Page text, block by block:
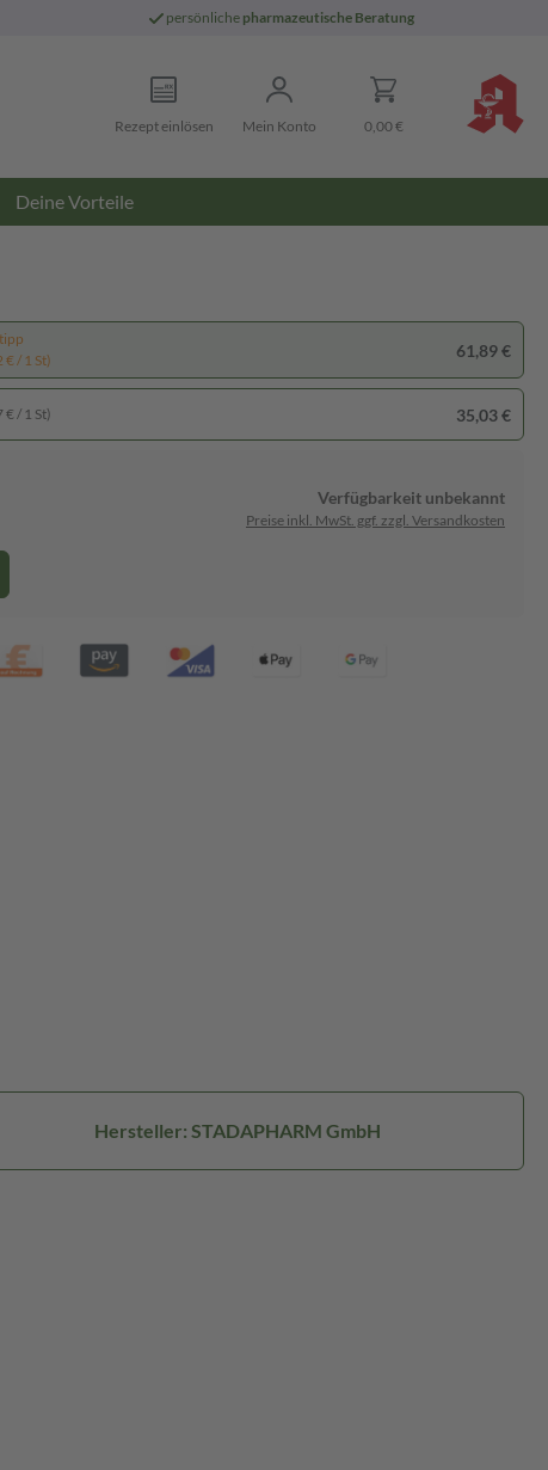
persönliche pharmazeutische Beratung
Rezept einlösen Mein Konto 0,00 €
Deine Vorteile
€ / 1 St)
61,89 €
€ / 1 St) 35,03 €
Verfügbarkeit unbekannt
Preise inkl. MwSt. ggf. zzgl. Versandkosten
Hersteller: STADAPHARM GmbH